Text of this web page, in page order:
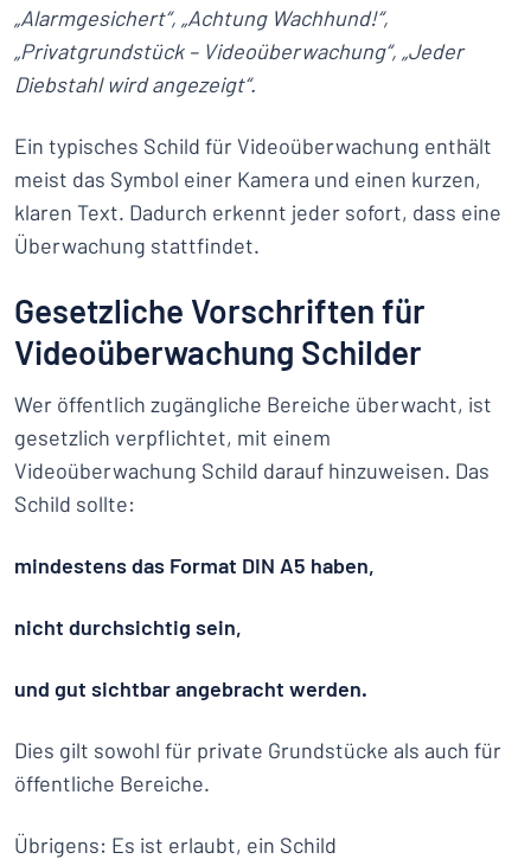
„Alarmgesichert“, „Achtung Wachhund!“,
„Privatgrundstück – Videoüberwachung“, „Jeder
Diebstahl wird angezeigt“.
Ein typisches Schild für Videoüberwachung enthält
meist das Symbol einer Kamera und einen kurzen,
klaren Text. Dadurch erkennt jeder sofort, dass eine
Überwachung stattfindet.
Gesetzliche Vorschriften für
Videoüberwachung Schilder
Wer öffentlich zugängliche Bereiche überwacht, ist
gesetzlich verpflichtet, mit einem
Videoüberwachung Schild darauf hinzuweisen. Das
Schild sollte:
mindestens das Format DIN A5 haben,
nicht durchsichtig sein,
und gut sichtbar angebracht werden.
Dies gilt sowohl für private Grundstücke als auch für
öffentliche Bereiche.
Übrigens: Es ist erlaubt, ein Schild